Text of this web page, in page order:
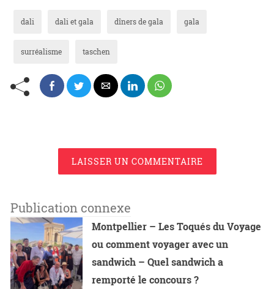
dali dali et gala dîners de gala gala
surréalisme taschen
LAISSER UN COMMENTAIRE
Publication connexe
Montpellier – Les Toqués du Voyage
ou comment voyager avec un
sandwich – Quel sandwich a
remporté le concours ?